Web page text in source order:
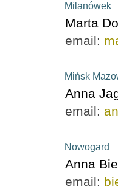
Milanówek
Marta
email:
Mińsk
Anna
email:
Nowogard
Anna
email: